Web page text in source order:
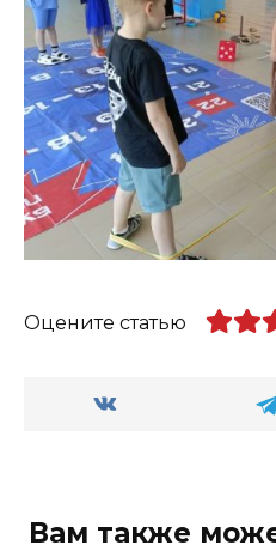
Оцените статью
Вам также